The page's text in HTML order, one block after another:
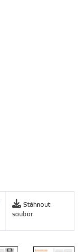
Stáhnout
soubor